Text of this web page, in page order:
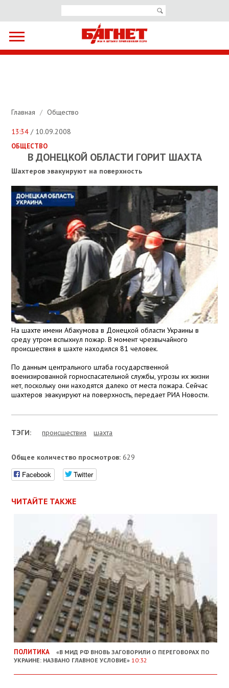
Главная / Общество
13:34 / 10.09.2008
ОБЩЕСТВО
В ДОНЕЦКОЙ ОБЛАСТИ ГОРИТ ШАХТА
Шахтеров эвакуируют на поверхность
На шахте имени Абакумова в Донецкой области Украины в
среду утром вспыхнул пожар. В момент чрезвычайного
происшествия в шахте находился 81 человек.
По данным центрального штаба государственной
военизированной горноспасательной службы, угрозы их жизни
нет, поскольку они находятся далеко от места пожара. Сейчас
шахтеров эвакуируют на поверхность, передает РИА Новости.
ТЭГИ: проиcшествия шахта
Общее количество просмотров: 629
Facebook Twitter
ЧИТАЙТЕ ТАКЖЕ
ПОЛИТИКА
«В МИД РФ ВНОВЬ ЗАГОВОРИЛИ О ПЕРЕГОВОРАХ ПО
УКРАИНЕ: НАЗВАНО ГЛАВНОЕ УСЛОВИЕ» 10:32